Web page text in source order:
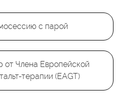
с парой
от Члена Европейской
терапии (EAGT)